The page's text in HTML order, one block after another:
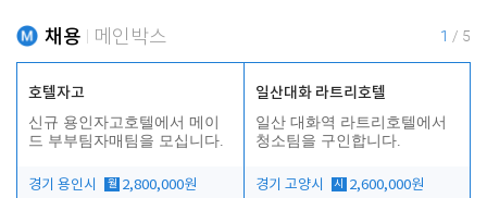
채용 메인박스 1 / 5
호텔자고
신규 용인자고호텔에서 메이
드 부부팀자매팀을 모십니다.
경기 용인시 월 2,800,000원
일산대화 라트리호텔
일산 대화역 라트리호텔에서
청소팀을 구인합니다.
경기 고양시 시
2,600,000원